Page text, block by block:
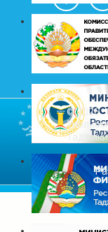
© 2026